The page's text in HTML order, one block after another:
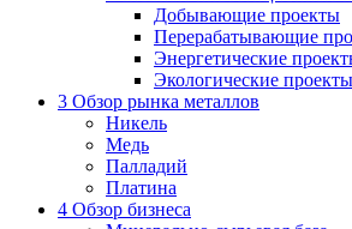
Добывающие проекты
Перерабатывающие
Энергетические
Экологические проекты
3 Обзор рынка металлов
Никель
Медь
Палладий
Платина
4 Обзор бизнеса